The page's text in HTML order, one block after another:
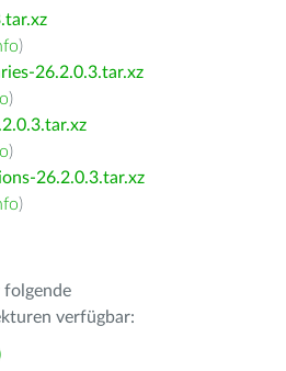
)
26.2.0.3.tar.xz
)
)
26.2.0.3.tar.xz
)
folgende
verfügbar: